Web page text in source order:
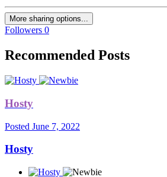
More sharing options...
Followers 0
Recommended Posts
Hosty
Posted June 7, 2022
Hosty